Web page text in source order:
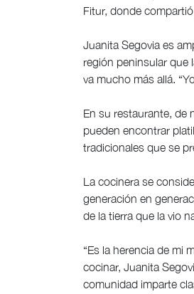
Fitur, donde
Juanita Segovia es
región peninsular que
va mucho más allá.
En su restaurante, de
pueden encontrar
tradicionales que se
La cocinera se
generación en
de la tierra que la vio
“Es la herencia de mi
cocinar, Juanita
comunidad imparte